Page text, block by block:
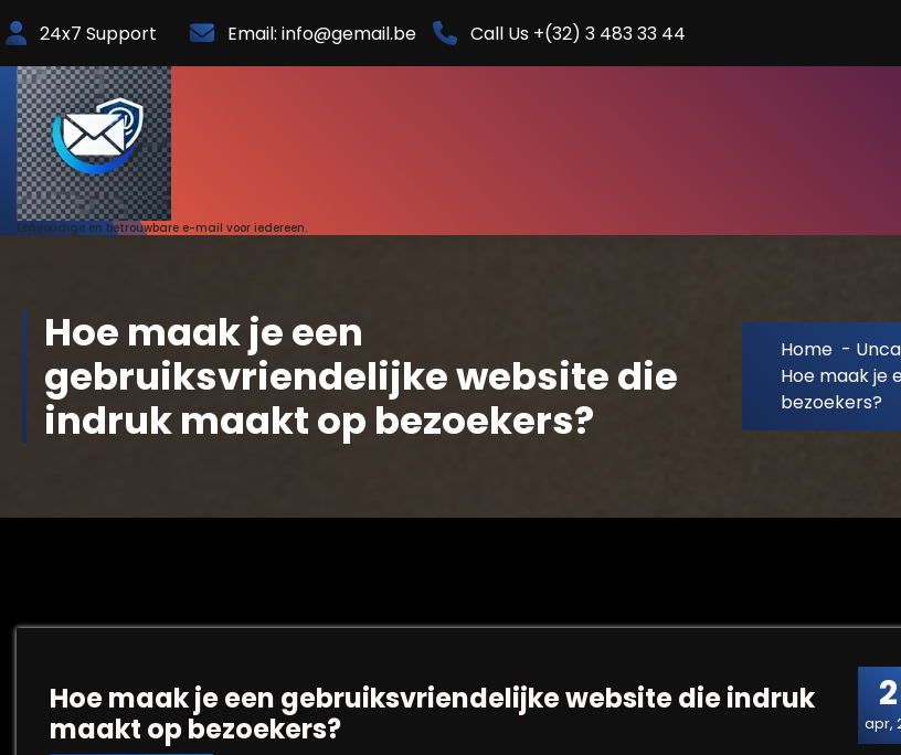
to
Content
24x7 Support Email: info@gemail.be Call Us +(32) 3 483 33 44
Eenvoudige en betrouwbare e-mail voor iedereen.
Hoe maak je een
gebruiksvriendelijke website die
indruk maakt op bezoekers?
Home -
Hoe maak je
bezoekers?
apr,
Hoe maak je een gebruiksvriendelijke website die indruk
maakt op bezoekers?